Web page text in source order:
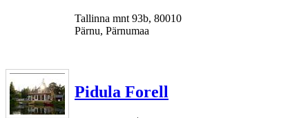
Tallinna mnt 93b, 80010
Pärnu, Pärnumaa
Pidula Forell